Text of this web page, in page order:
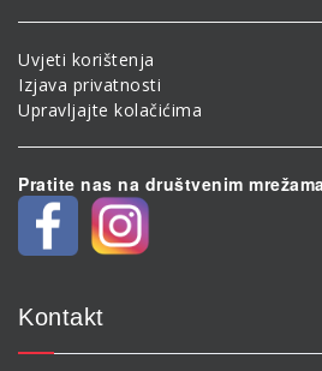
Uvjeti korištenja
Izjava privatnosti
Upravljajte kolačićima
Pratite nas na društvenim
Kontakt